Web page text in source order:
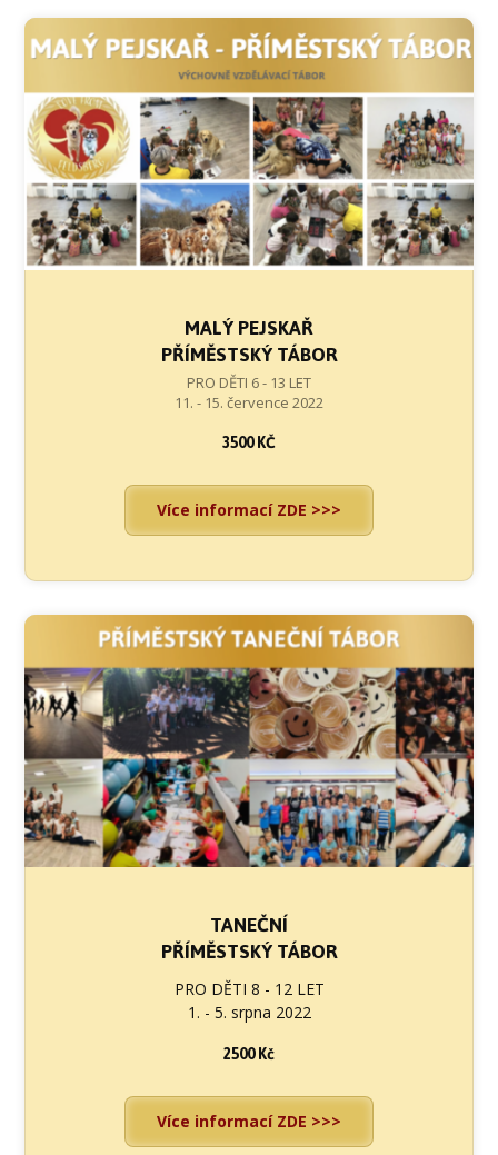
MALÝ PEJSKAŘ
PŘÍMĚSTSKÝ TÁBOR
PRO DĚTI 6 - 13 LET
11. - 15. července 2022
3500 KČ
Více informací ZDE >>>
TANEČNÍ
PŘÍMĚSTSKÝ TÁBOR
PRO DĚTI 8 - 12 LET
1. - 5. srpna 2022
2500 Kč
Více informací ZDE >>>